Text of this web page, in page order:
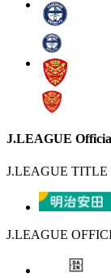
J.LEAGUE
J.LEAGUE TITLE
J.LEAGUE